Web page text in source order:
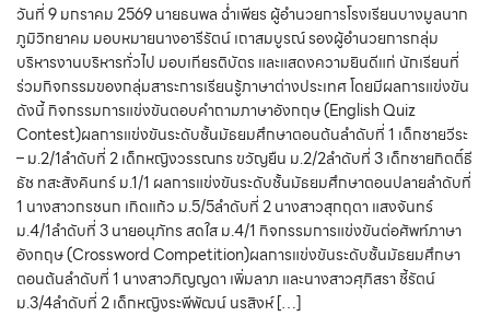
วันที่ 9 มกราคม 2569 นายธนพล ฉ่ำเพียร ผู้อำนวยการโรงเรียนบางมูลนาก
ภูมิวิทยาคม มอบหมายนางอารีรัตน์ เถาสมบูรณ์ รองผู้อำนวยการกลุ่ม
บริหารงานบริหารทั่วไป มอบเกียรติบัตร และแสดงความยินดีแก่ นักเรียนที่
ร่วมกิจกรรมของกลุ่มสาระการเรียนรู้ภาษาต่างประเทศ โดยมีผลการแข่งขัน
ดังนี้ กิจกรรมการแข่งขันตอบคำถามภาษาอังกฤษ (English Quiz
Contest)ผลการแข่งขันระดับชั้นมัธยมศึกษาตอนต้นลำดับที่ 1 เด็กชายวีระ
– ม.2/1ลำดับที่ 2 เด็กหญิงวรรณกร ขวัญยืน ม.2/2ลำดับที่ 3 เด็กชายกิตติ์ธี
ธัช ทสะสังคินทร์ ม.1/1 ผลการแข่งขันระดับชั้นมัธยมศึกษาตอนปลายลำดับที่
1 นางสาวกรชนก เกิดแก้ว ม.5/5ลำดับที่ 2 นางสาวสุกฤตา แสงจันทร์
ม.4/1ลำดับที่ 3 นายอนุภัทร สดใส ม.4/1 กิจกรรมการแข่งขันต่อศัพท์ภาษา
อังกฤษ (Crossword Competition)ผลการแข่งขันระดับชั้นมัธยมศึกษา
ตอนต้นลำดับที่ 1 นางสาวภิญญดา เพิ่มลาภ และนางสาวศุภิสรา ชี้รัตน์
ม.3/4ลำดับที่ 2 เด็กหญิงระพีพัฒน์ นรสิงห์ […]